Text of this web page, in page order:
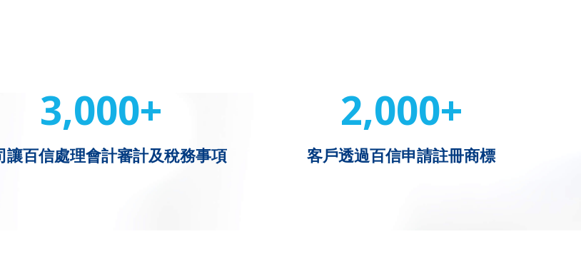
3,000+
讓百信處理會計審計及稅務事項
2,000+
客戶透過百信申請註冊商標